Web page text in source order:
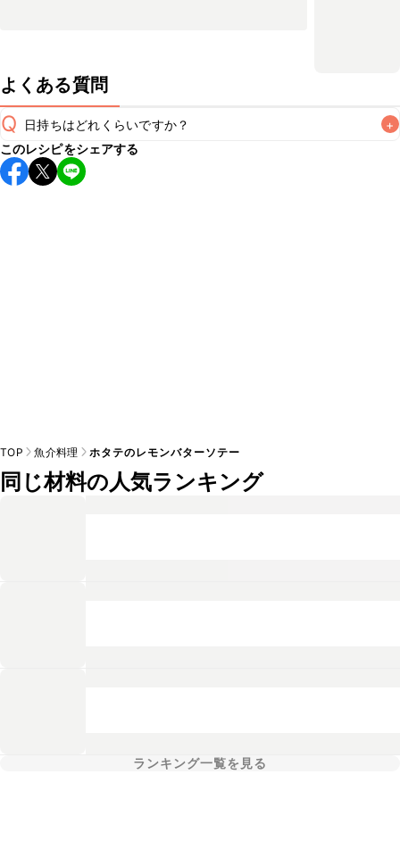
よくある質問
Q 日持ちはどれくらいですか？ +
保存期間は冷蔵で翌日中が目安です。なるべくお早めにお召
し上がりください。
このレシピをシェアする
TOP 魚介料理 ホタテのレモンバターソテー
同じ材料の人気ランキング
ランキング一覧を見る